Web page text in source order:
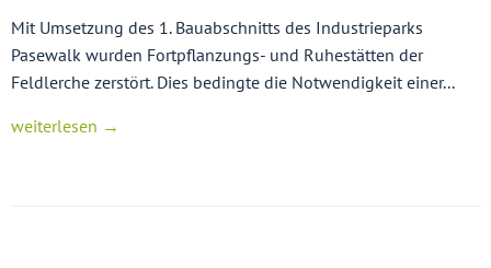
Mit Umsetzung des 1. Bauabschnitts des Industrieparks
Pasewalk wurden Fortpflanzungs- und Ruhestätten der
Feldlerche zerstört. Dies bedingte die Notwendigkeit einer...
weiterlesen →